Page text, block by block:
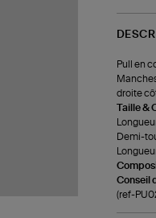
Pull en
droite
Taille &
Demi-
Conseil
(ref-